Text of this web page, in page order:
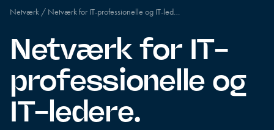
Netværk / Netværk for IT-professionelle og IT-led…
Netværk for IT-
professionelle og
IT-ledere.